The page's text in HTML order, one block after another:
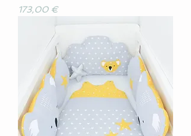
Prix
173,00 €